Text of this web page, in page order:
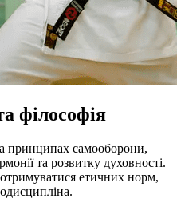
філософія
принципах самооборони,
та розвитку духовності.
етичних норм,